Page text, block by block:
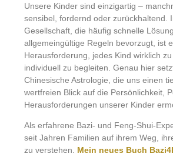
Unsere Kinder sind einzigartig –
sensibel, fordernd oder zurückhaltend.
Gesellschaft, die häufig schnelle
allgemeingültige Regeln bevorzugt, ist
Herausforderung, jedes Kind wirklich
individuell zu begleiten. Genau hier
Chinesische Astrologie, die uns einen
wertfreien Blick auf die Persönlichkeit,
Herausforderungen unserer Kinder
Als erfahrene Bazi- und Feng-Shui-
seit Jahren Familien auf ihrem Weg,
zu verstehen. Mein neues Buch